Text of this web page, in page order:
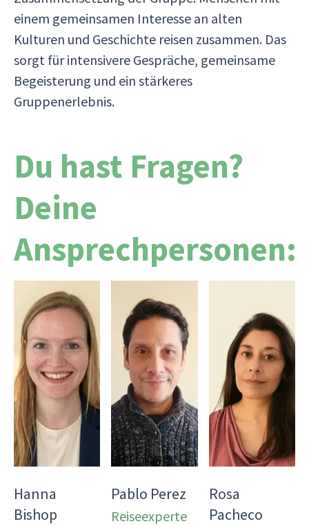
einem gemeinsamen Interesse an alten
Kulturen und Geschichte reisen zusammen. Das
sorgt für intensivere Gespräche, gemeinsame
Begeisterung und ein stärkeres
Gruppenerlebnis.
Du hast Fragen?
Deine
Ansprechpersonen:
Hanna
Bishop
Pablo Perez
Reiseexperte
Rosa
Pacheco